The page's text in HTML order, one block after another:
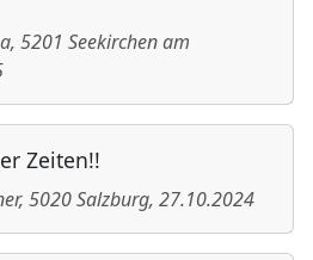
, 5201 Seekirchen am
Zeiten!!
, 5020Salzburg, 27.10.2024